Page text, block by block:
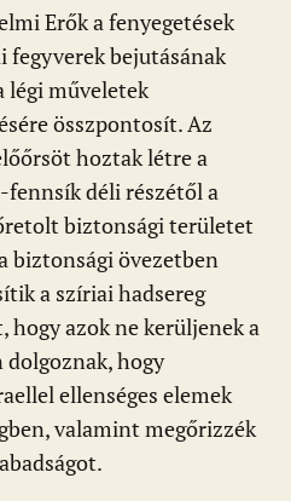
Erők a fenyegetések
fegyverek bejutásának
légi műveletek
összpontosít. Az
hoztak létre a
fennsík déli részétől a
biztonsági területet
biztonsági övezetben
a szíriai hadsereg
hogy azok ne kerüljenek a
dolgoznak, hogy
ellenséges elemek
valamint megőrizzék